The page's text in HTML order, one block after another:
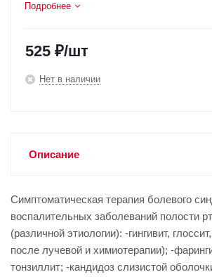
Подробнее
525 ₽/шт
Нет в наличии
Описание
Симптоматическая терапия болевого
воспалительных заболеваний полости
(различной этиологии): -гингивит,
после лучевой и химиотерапии); -
тонзиллит; -кандидоз слизистой